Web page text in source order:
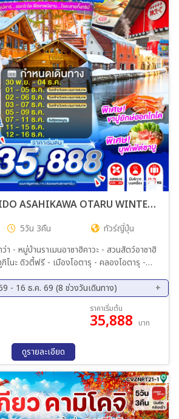
ทัวร์ญี่ปุ่น HOKKAIDO ASAHIKAWA OTARU WINTER 5วัน 3คืน (XJ)
5วัน 3คืน
ทัวร์ญี่ปุ่น
า - หมู่บ้านราเมนอาซาฮิคาวะ - สวนสัตว์อาซาฮิ
องโอตารุ -
- 16 ธ.ค. 69 (8 ช่วงวันเดินทาง)
01 ธ.ค. 69 - 05 ธ.ค. 69
03 ธ.ค. 69 - 07 ธ.ค. 69
07 ธ.ค. 69 - 11 ธ.ค. 69
12 ธ.ค. 69 - 16 ธ.ค. 69
ราคาเริ่มต้น
35,888 บาท
ดูรายละเอียด